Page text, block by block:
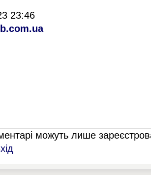
23:46
можуть лише